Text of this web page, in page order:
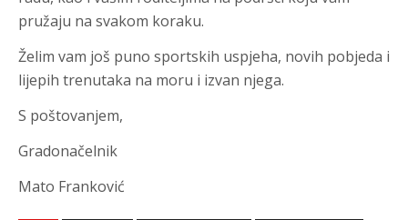
pružaju na svakom koraku.
Želim vam još puno sportskih uspjeha, novih pobjeda i
lijepih trenutaka na moru i izvan njega.
S poštovanjem,
Gradonačelnik
Mato Franković